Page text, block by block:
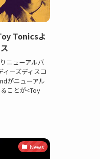
Tonicsよ
ニューアルバ
ィーズディスコ
がニューアル
ことが<Toy
News